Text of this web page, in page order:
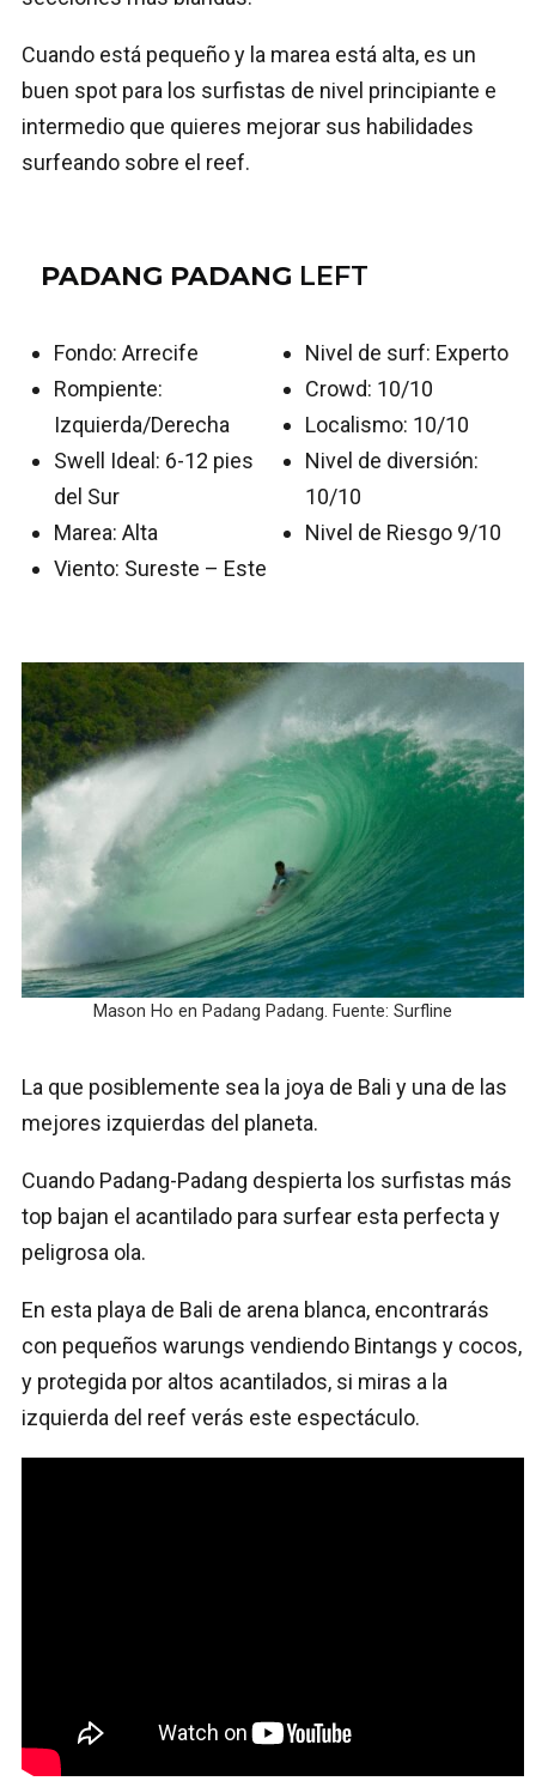
Cuando está pequeño y la marea está alta, es un
buen spot para los surfistas de nivel principiante e
intermedio que quieres mejorar sus habilidades
surfeando sobre el reef.
PADANG PADANG LEFT
Fondo: Arrecife
Rompiente:
Izquierda/Derecha
Swell Ideal: 6-12 pies
del Sur
Marea: Alta
Viento: Sureste – Este
Nivel de surf: Experto
Crowd: 10/10
Localismo: 10/10
Nivel de diversión:
10/10
Nivel de Riesgo 9/10
Mason Ho en Padang Padang. Fuente: Surfline
La que posiblemente sea la joya de Bali y una de las
mejores izquierdas del planeta.
Cuando Padang-Padang despierta los surfistas más
top bajan el acantilado para surfear esta perfecta y
peligrosa ola.
En esta playa de Bali de arena blanca, encontrarás
con pequeños warungs vendiendo Bintangs y cocos,
y protegida por altos acantilados, si miras a la
izquierda del reef verás este espectáculo.